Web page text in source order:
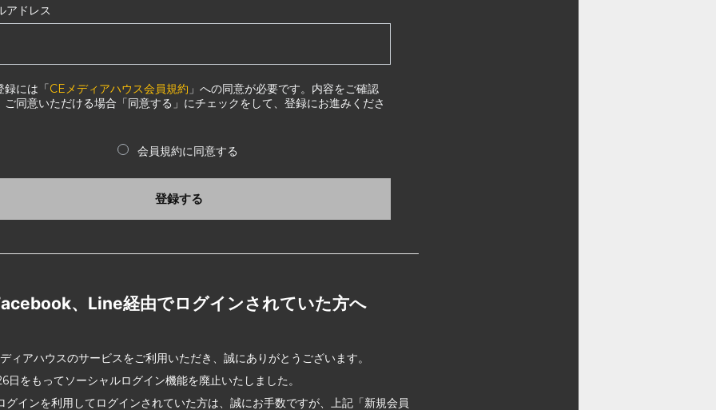
アドレス
録には「CEメディアハウス会員規約 」への同意が必要です。内容をご確認
ご同意いただける場合「同意する」にチェックをして、登録にお進みくださ
会員規約に同意する
登録する
、Line経由でログインされていた方へ
ィアハウスのサービスをご利用いただき、誠にありがとうございます。
日をもってソーシャルログイン機能を廃止いたしました。
グインを利用してログインされていた方は、誠にお手数ですが、上記「新規会員